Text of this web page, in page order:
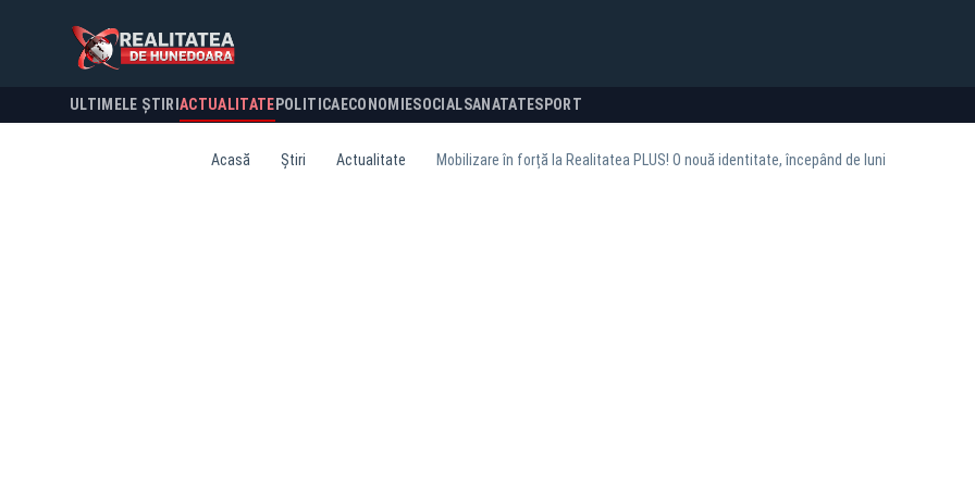
ULTIMELE ȘTIRI ACTUALITATE POLITICA ECONOMIESOCIALSANATATESPORT
Acasă Știri Actualitate Mobilizare în forță la Realitatea PLUS! O nouă identitate, începând de luni